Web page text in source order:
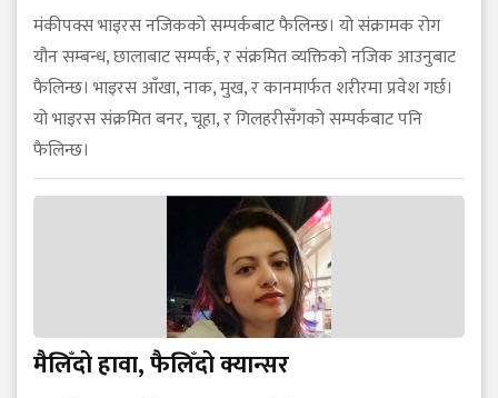
मंकीपक्स भाइरस नजिकको सम्पर्कबाट फैलिन्छ। यो संक्रामक रोग
यौन सम्बन्ध, छालाबाट सम्पर्क, र संक्रमित व्यक्तिको नजिक आउनुबाट
फैलिन्छ। भाइरस आँखा, नाक, मुख, र कानमार्फत शरीरमा प्रवेश गर्छ।
यो भाइरस संक्रमित बनर, चूहा, र गिलहरीसँगको सम्पर्कबाट पनि
फैलिन्छ।
मैलिँदो हावा, फैलिँदो क्यान्सर